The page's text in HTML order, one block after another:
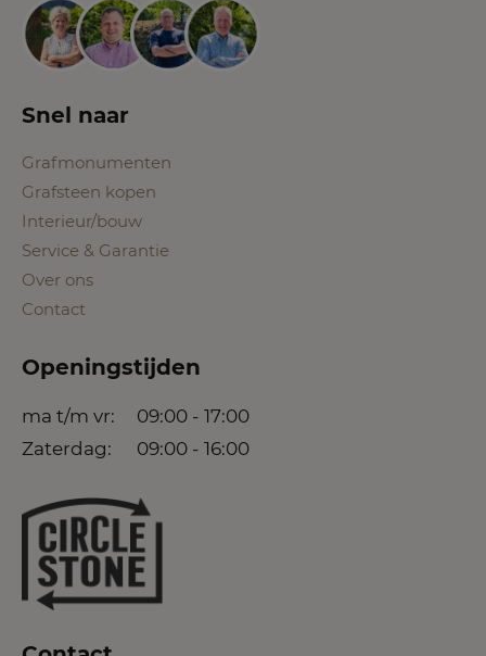
Snel naar
Grafmonumenten
Grafsteen kopen
Interieur/bouw
Service & Garantie
Over ons
Contact
Openingstijden
ma t/m vr:
09:00 - 17:00
Zaterdag:
09:00 - 16:00